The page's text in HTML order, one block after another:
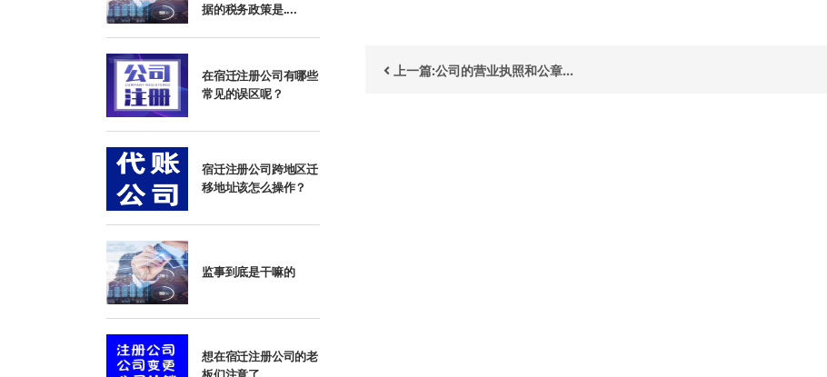
据的税务政策是....
在宿迁注册公司有哪些
常见的误区呢？
宿迁注册公司跨地区迁
移地址该怎么操作？
监事到底是干嘛的
想在宿迁注册公司的老
上一篇:公司的营业执照和公章...